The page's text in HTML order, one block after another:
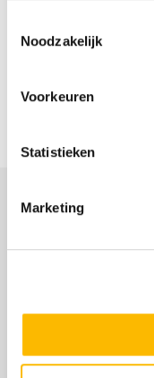
Noodzakelijk
Voorkeuren
Statistieken
Marketing
wekelijkse
Aanbod
Anders, Intens
Insight
Gratis